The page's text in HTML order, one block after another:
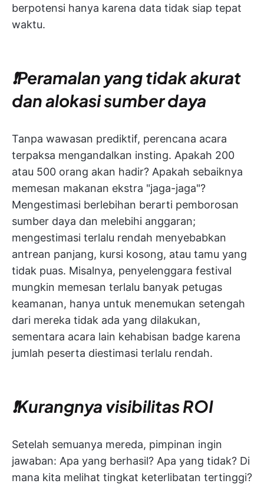
berpotensi hanya karena data tidak siap tepat
waktu.
❗️Peramalan yang tidak akurat
dan alokasi sumber daya
Tanpa wawasan prediktif, perencana acara
terpaksa mengandalkan insting. Apakah 200
atau 500 orang akan hadir? Apakah sebaiknya
memesan makanan ekstra "jaga-jaga"?
Mengestimasi berlebihan berarti pemborosan
sumber daya dan melebihi anggaran;
mengestimasi terlalu rendah menyebabkan
antrean panjang, kursi kosong, atau tamu yang
tidak puas. Misalnya, penyelenggara festival
mungkin memesan terlalu banyak petugas
keamanan, hanya untuk menemukan setengah
dari mereka tidak ada yang dilakukan,
sementara acara lain kehabisan badge karena
jumlah peserta diestimasi terlalu rendah.
❗️Kurangnya visibilitas ROI
Setelah semuanya mereda, pimpinan ingin
jawaban: Apa yang berhasil? Apa yang tidak? Di
mana kita melihat tingkat keterlibatan tertinggi?